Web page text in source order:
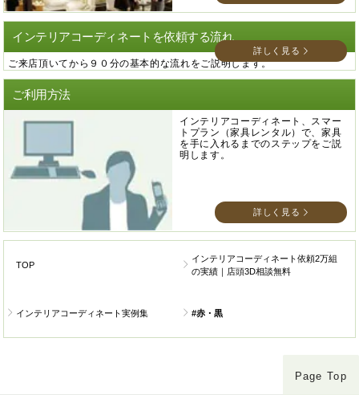
インテリアコーディネートを依頼する流れ
ご来店頂いてから９０分の基本的な流れをご説明します。
詳しく見る
ご利用方法
インテリアコーディネート、スマー
トプラン（家具レンタル）で、家具
を手に入れるまでのステップをご説
明します。
詳しく見る
TOP
インテリアコーディネート依頼2万組
の実績｜店頭3D相談無料
インテリアコーディネート実例集 #赤・黒
Page Top